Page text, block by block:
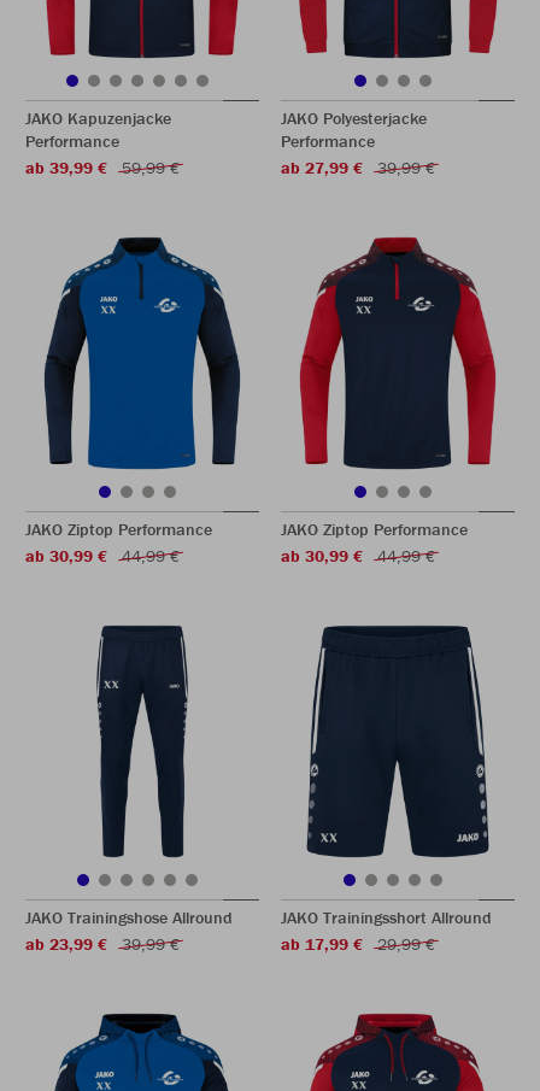
JAKO Kapuzenjacke
Performance
ab 39,99 €
59,99 €
JAKO Polyesterjacke
Performance
ab 27,99 €
39,99 €
JAKO Ziptop Performance
ab 30,99 €
44,99 €
JAKO Ziptop Performance
ab 30,99 €
44,99 €
JAKO Trainingshose Allround
ab 23,99 €
39,99 €
JAKO Trainingsshort Allround
ab 17,99 €
29,99 €